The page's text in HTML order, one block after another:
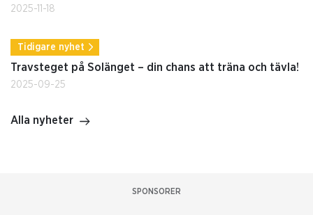
2025-11-18
Tidigare nyhet
Travsteget på Solänget – din chans att träna och tävla!
2025-09-25
Alla nyheter
SPONSORER